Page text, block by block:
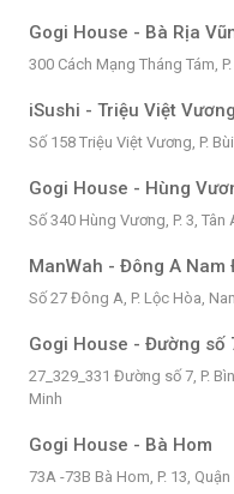
Gogi House - Bà Rịa
300 Cách Mạng Tháng Tám,
iSushi - Triệu Việt Vương
Số 158 Triệu Việt Vương, P.
Gogi House - Hùng
Số 340 Hùng Vương, P. 3, Tân
ManWah - Đông A Nam
Số 27 Đông A, P. Lộc Hòa,
Gogi House - Đường số
27_329_331 Đường số 7, P.
Minh
Gogi House - Bà Hom
73A -73B Bà Hom, P. 13,